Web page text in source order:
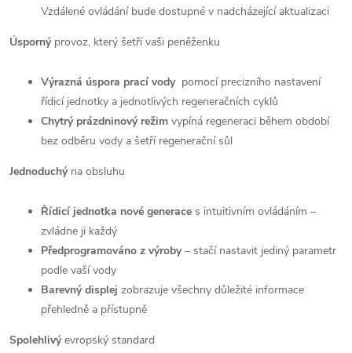
Vzdálené ovládání bude dostupné v nadcházející aktualizaci
Úspornýprovoz, který šetří vaši peněženku
Výrazná úspora prací vodypomocí precizního nastavení
řídicí jednotky a jednotlivých regeneračních cyklů
Chytrý prázdninový režim vypíná regeneraci během období
bez odběru vody a šetří regenerační sůl
Jednoduchýna obsluhu
Řídicí jednotka nové generace s intuitivním ovládáním –
zvládne ji každý
Předprogramováno z výroby– stačí nastavit jediný parametr
podle vaší vody
Barevný displej zobrazuje všechny důležité informace
přehledně a přístupně
Spolehlivýevropský standard